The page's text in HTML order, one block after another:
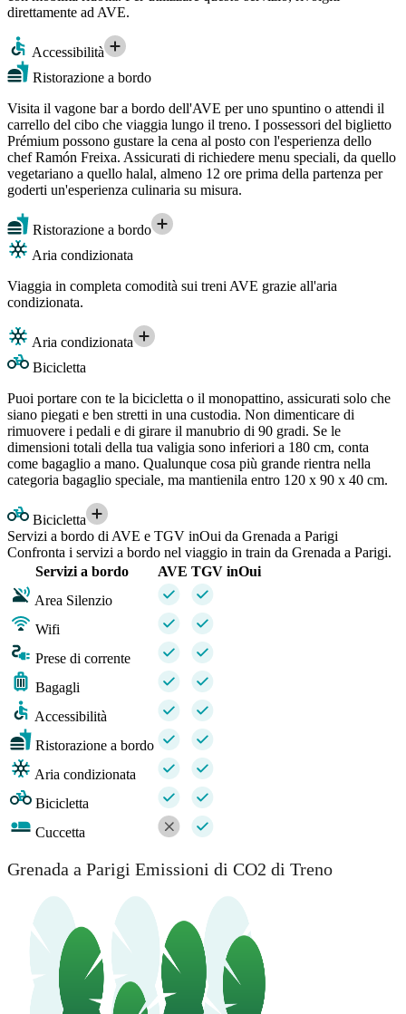
direttamente ad AVE.
Accessibilità
Ristorazione a bordo
Visita il vagone bar a bordo dell'AVE per uno spuntino o attendi il
carrello del cibo che viaggia lungo il treno. I possessori del biglietto
Prémium possono gustare la cena al posto con l'esperienza dello
chef Ramón Freixa. Assicurati di richiedere menu speciali, da quello
vegetariano a quello halal, almeno 12 ore prima della partenza per
goderti un'esperienza culinaria su misura.
Ristorazione a bordo
Aria condizionata
Viaggia in completa comodità sui treni AVE grazie all'aria
condizionata.
Aria condizionata
Bicicletta
Puoi portare con te la bicicletta o il monopattino, assicurati solo che
siano piegati e ben stretti in una custodia. Non dimenticare di
rimuovere i pedali e di girare il manubrio di 90 gradi. Se le
dimensioni totali della tua valigia sono inferiori a 180 cm, conta
come bagaglio a mano. Qualunque cosa più grande rientra nella
categoria bagaglio speciale, ma mantienila entro 120 x 90 x 40 cm.
Bicicletta
Servizi a bordo di AVE e TGV inOui da Grenada a Parigi
Confronta i servizi a bordo nel viaggio in train da Grenada a Parigi.
Servizi a bordo
AVE TGV inOui
Area Silenzio
Wifi
Prese di corrente
Bagagli
Accessibilità
Ristorazione a bordo
Aria condizionata
Bicicletta
Cuccetta
Grenada a Parigi Emissioni di CO2 di Treno